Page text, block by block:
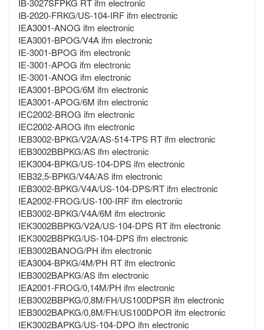
IB-3027SFPKG RT ifm electronic
IB-2020-FRKG/US-104-IRF ifm electronic
IEA3001-ANOG ifm electronic
IEA3001-BPOG/V4A ifm electronic
IE-3001-BPOG ifm electronic
IE-3001-APOG ifm electronic
IE-3001-ANOG ifm electronic
IEA3001-BPOG/6M ifm electronic
IEA3001-APOG/6M ifm electronic
IEC2002-BROG ifm electronic
IEC2002-AROG ifm electronic
IEB3002-BPKG/V2A/AS-514-TPS RT ifm electronic
IEB3002BBPKG/AS ifm electronic
IEK3004-BPKG/US-104-DPS ifm electronic
IEB32,5-BPKG/V4A/AS ifm electronic
IEB3002-BPKG/V4A/US-104-DPS/RT ifm electronic
IEA2002-FROG/US-100-IRF ifm electronic
IEB3002-BPKG/V4A/6M ifm electronic
IEK3002BBPKG/V2A/US-104-DPS RT ifm electronic
IEK3002BBPKG/US-104-DPS ifm electronic
IEB3002BANOG/PH ifm electronic
IEA3004-BPKG/4M/PH RT ifm electronic
IEB3002BAPKG/AS ifm electronic
IEA2001-FROG/0,14M/PH ifm electronic
IEB3002BBPKG/0,8M/FH/US100DPSR ifm electronic
IEB3002BAPKG/0,8M/FH/US100DPOR ifm electronic
IEK3002BAPKG/US-104-DPO ifm electronic